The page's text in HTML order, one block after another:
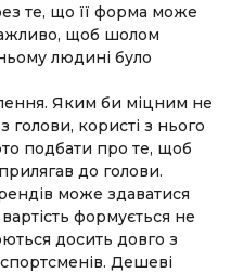
те, що її форма може
щоб шолом
людині було
Яким би міцним не
голови, користі з нього
подбати про те, щоб
до голови.
може здаватися
формується не
досить довго з
Дешеві